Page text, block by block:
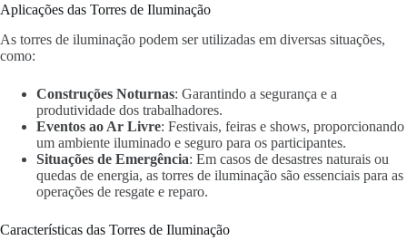
Aplicações das Torres de Iluminação
As torres de iluminação podem ser utilizadas em diversas situações,
como:
Construções Noturnas: Garantindo a segurança e a
produtividade dos trabalhadores.
Eventos ao Ar Livre: Festivais, feiras e shows, proporcionando
um ambiente iluminado e seguro para os participantes.
Situações de Emergência: Em casos de desastres naturais ou
quedas de energia, as torres de iluminação são essenciais para as
operações de resgate e reparo.
Características das Torres de Iluminação